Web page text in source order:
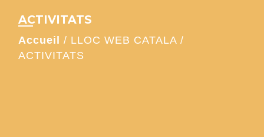
ACTIVITATS
Accueil / LLOC WEB CATALA /
ACTIVITATS